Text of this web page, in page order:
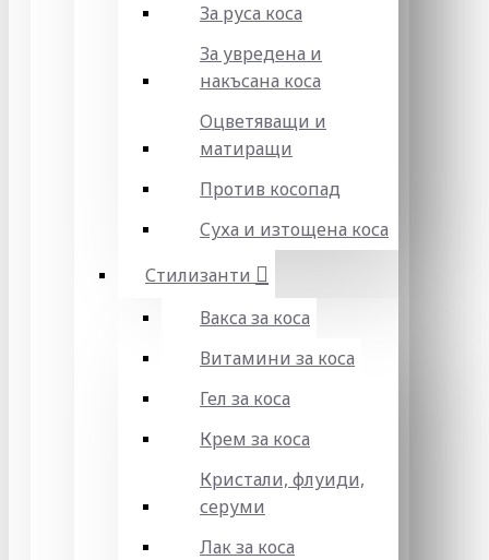
За руса коса
За увредена и
накъсана коса
Оцветяващи и
матиращи
Против косопад
Суха и изтощена коса
Стилизанти
Вакса за коса
Витамини за коса
Гел за коса
Крем за коса
Кристали, флуиди,
серуми
Лак за коса